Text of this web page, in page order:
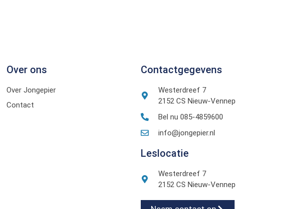
Over ons
Over Jongepier
Contact
Contactgegevens
Westerdreef 7
2152 CS Nieuw-Vennep
Bel nu 085-4859600
info@jongepier.nl
Leslocatie
Westerdreef 7
2152 CS Nieuw-Vennep